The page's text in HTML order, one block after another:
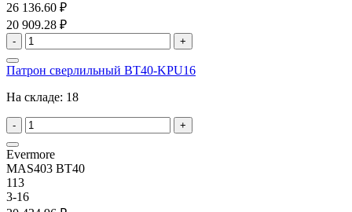
26 136.60 ₽
20 909.28 ₽
- +
Патрон сверлильный BT40-KPU16
На складе: 18
- +
Evermore
MAS403 BT40
113
3-16